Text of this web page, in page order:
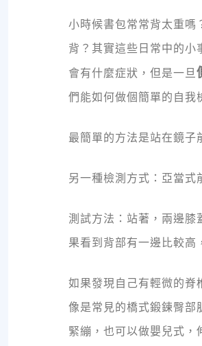
小時候書包常常背太重嗎
背？其實這些日常中的小
會有什麼症狀，但是一旦
們能如何做個簡單的自我
最簡單的方法是站在鏡子
另一種檢測方式：亞當式
測試方法：站著，兩邊膝
果看到背部有一邊比較高
如果發現自己有輕微的脊
像是常見的橋式鍛鍊臀部
緊繃，也可以做嬰兒式，